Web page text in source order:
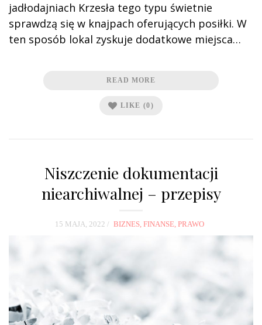
jadłodajniach Krzesła tego typu świetnie
sprawdzą się w knajpach oferujących posiłki. W
ten sposób lokal zyskuje dodatkowe miejsca…
READ MORE
LIKE (0)
Niszczenie dokumentacji
niearchiwalnej – przepisy
15 MAJA, 2022 BIZNES, FINANSE, PRAWO